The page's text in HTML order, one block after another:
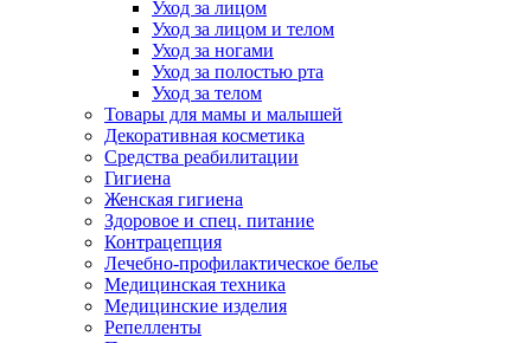
Уход за лицом
Уход за лицом и телом
Уход за ногами
Уход за полостью рта
Уход за телом
Товары для мамы и малышей
Декоративная косметика
Средства реабилитации
Гигиена
Женская гигиена
Здоровое и спец. питание
Контрацепция
Лечебно-профилактическое белье
Медицинская техника
Медицинские изделия
Репелленты